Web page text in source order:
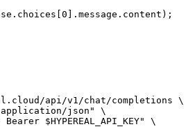
api/v1/chat/completions \
json" \
Bearer $HYPEREAL_API_KEY" \